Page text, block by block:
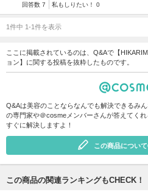
回答数 7 私もしりたい！ 0
1件中 1-1件を表示
ここに掲載されているのは、Q&Aで【
ョン】に関する投稿を抜粋したものです。
Q&Aは美容のことならなんでも解決できるみ
の専門家や＠cosmeメンバーさんが答えてく
すぐに解決しますよ！
この商品につい
この商品の関連ランキングもCHECK！